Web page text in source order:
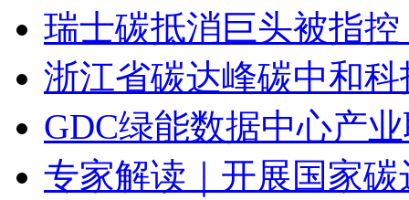
瑞士碳抵消巨头被指
浙江省碳达峰碳中和
GDC绿能数据中心产
专家解读｜开展国家